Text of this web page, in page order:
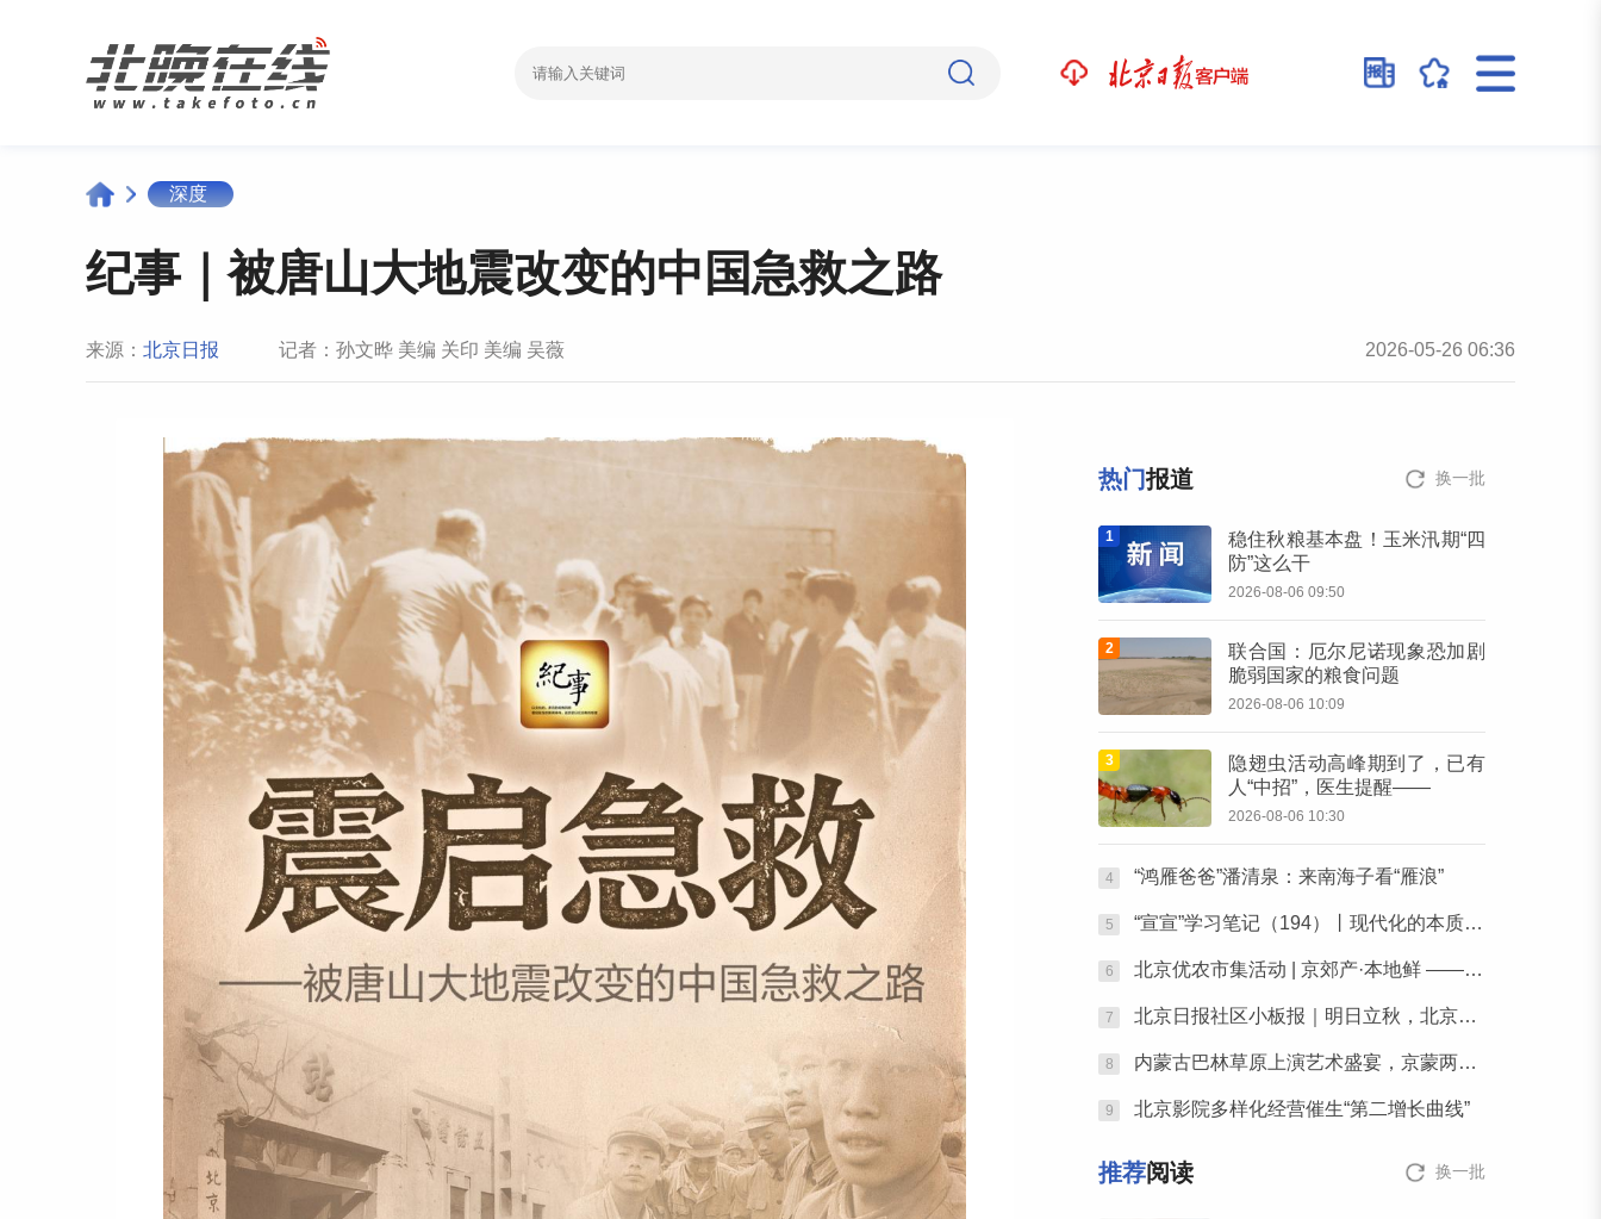
深度
纪事｜被唐山大地震改变的中国急救之路
来源： 北京日报 记者：孙文晔 美编 关印 美编 吴薇 2026-05-26 06:36
热门报道 换一批
1
稳住秋粮基本盘！玉米汛期“四
防”这么干
2026-08-06 09:50
2
联合国：厄尔尼诺现象恐加剧
脆弱国家的粮食问题
2026-08-06 10:09
3
隐翅虫活动高峰期到了，已有
人“中招”，医生提醒——
2026-08-06 10:30
4 “鸿雁爸爸”潘清泉：来南海子看“雁浪”
5 “宣宣”学习笔记（194）丨现代化的本质是人的现代化
6 北京优农市集活动 | 京郊产·本地鲜 ——本周六，去朝阳公园“鲜”起来！
7 北京日报社区小板报｜明日立秋，北京还要热多久？
8 内蒙古巴林草原上演艺术盛宴，京蒙两地艺术家携手为人民歌唱
9 北京影院多样化经营催生“第二增长曲线”
推荐阅读 换一批